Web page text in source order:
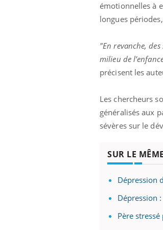
émotionnelles à
longues
"En revanche,
milieu de
précisent les
Les chercheurs
généralisés aux
sévères sur le
SUR LE
Dépression
Dépression
Père
Eczéma Chronique des